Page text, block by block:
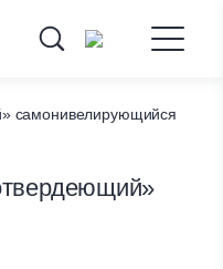
самонивелирующийся